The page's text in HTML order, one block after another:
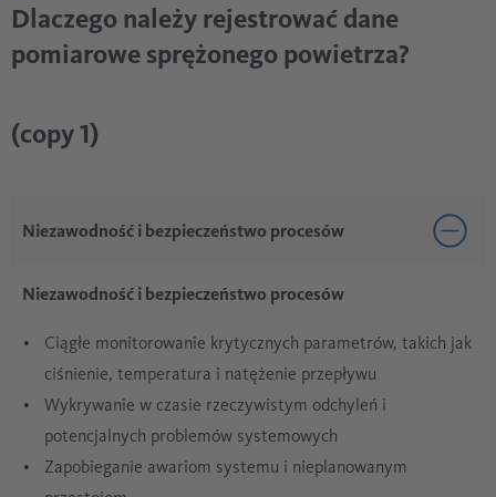
Dlaczego należy rejestrować dane
pomiarowe sprężonego powietrza?
(copy 1)
Niezawodność i bezpieczeństwo procesów
Niezawodność i bezpieczeństwo procesów
Ciągłe monitorowanie krytycznych parametrów, takich jak
ciśnienie, temperatura i natężenie przepływu
Wykrywanie w czasie rzeczywistym odchyleń i
potencjalnych problemów systemowych
Zapobieganie awariom systemu i nieplanowanym